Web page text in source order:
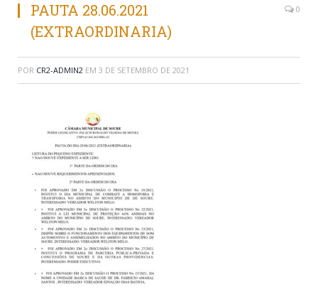
PAUTA 28.06.2021
(EXTRAORDINARIA)
0
POR CR2-ADMIN2 EM 3 DE SETEMBRO DE 2021